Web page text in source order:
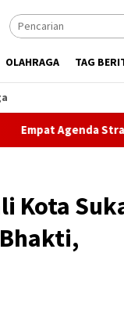
OLAHRAGA TAG
Agenda Strategis
Kota